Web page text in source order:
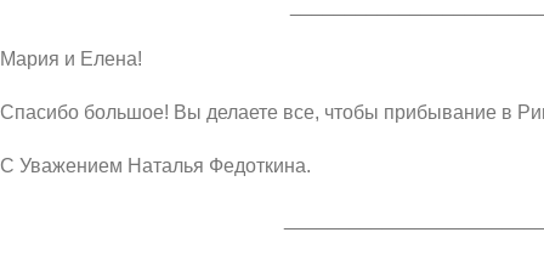
Мария и Елена!
Спасибо большое! Вы делаете все, чтобы прибывание в
С Уважением Наталья Федоткина.